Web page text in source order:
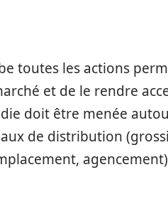
toutes les actions
et de le rendre
doit être menée
de distribution